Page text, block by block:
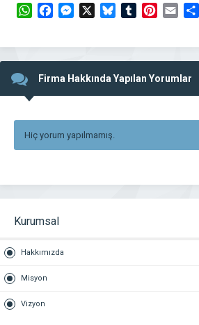
WhatsAppFacebookMessengerBlueskyTumblrPinterest
Email
Firma Hakkında Yapılan Yorumlar
Hiç yorum yapılmamış.
Kurumsal
Hakkımızda
Misyon
Vizyon